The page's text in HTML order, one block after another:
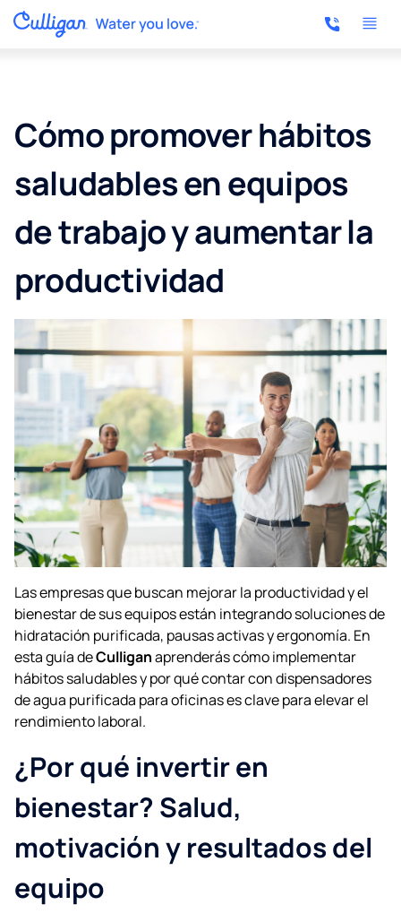
Cómo promover hábitos
saludables en equipos
de trabajo y aumentar la
productividad
Las empresas que buscan mejorar la productividad y el
bienestar de sus equipos están integrando soluciones de
hidratación purificada, pausas activas y ergonomía. En
esta guía deCulliganaprenderás cómo implementar
hábitos saludables y por qué contar con dispensadores
de agua purificada para oficinas es clave para elevar el
rendimiento laboral.
¿Por qué invertir en
bienestar? Salud,
motivación y resultados del
equipo